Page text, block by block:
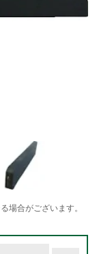
場合がございます。